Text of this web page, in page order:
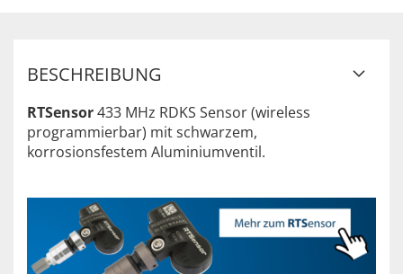
BESCHREIBUNG
RTSensor433 MHz RDKS Sensor (wireless
programmierbar) mit schwarzem,
korrosionsfestem Aluminiumventil.